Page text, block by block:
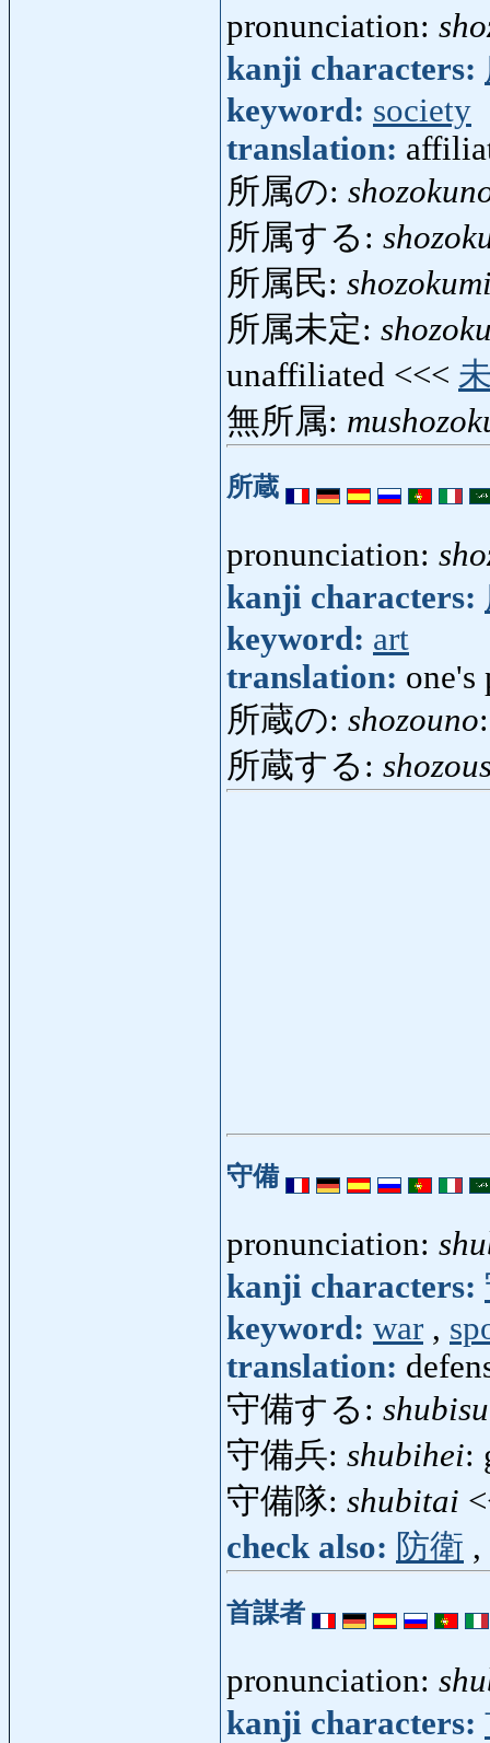
pronunciation:
kanji characters:
keyword: society
translation:
所属の:
所属する:
所属民:
所属未定:
unaffiliated <<<
無所属:
所蔵
pronunciation:
kanji characters:
keyword: art
translation: one's
所蔵の: shozouno
所蔵する:
守備
pronunciation:
kanji characters:
keyword: war ,
translation:
守備する:
守備兵: shubihei:
守備隊: shubitai
check also: 防衛 ,
首謀者
pronunciation:
kanji characters: